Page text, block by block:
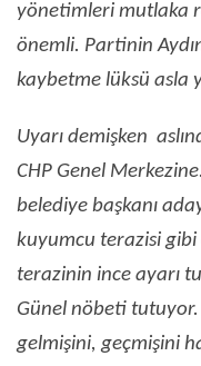
yönetimleri mutlaka
önemli. Partinin
kaybetme lüksü asla
Uyarı demişken
CHP Genel
belediye başkanı
kuyumcu terazisi gibi
terazinin ince ayarı
Günel nöbeti
gelmişini, geçmişini